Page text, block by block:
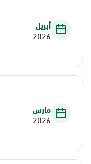
أبريل
2026
مارس
2026